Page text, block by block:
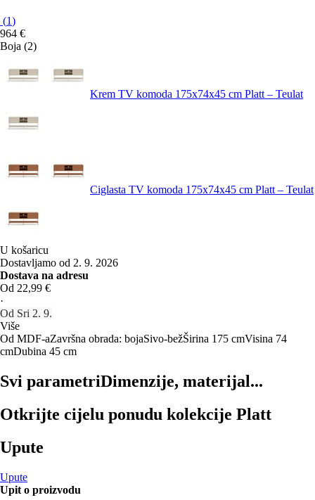
(1)
964 €
Boja (2)
Krem TV komoda 175x74x45 cm Platt – Teulat
Ciglasta TV komoda 175x74x45 cm Platt – Teulat
U košaricu
Dostavljamo od 2. 9. 2026
Dostava na adresu
Od 22,99 €
·
Od Sri 2. 9.
Više
Od MDF-aZavršna obrada: bojaSivo-bežŠirina 175 cmVisina 74
cmDubina 45 cm
Svi parametriDimenzije, materijal...
Otkrijte cijelu ponudu kolekcije Platt
Upute
Upute
Upit o proizvodu